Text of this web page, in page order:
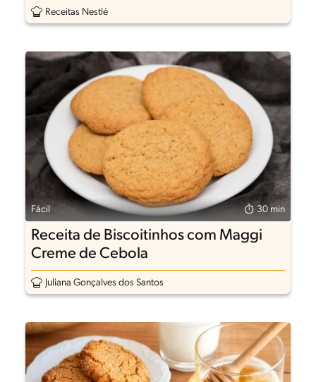
Receitas Nestlé
Fácil 30 min
Receita de Biscoitinhos com Maggi
Creme de Cebola
Juliana Gonçalves dos Santos